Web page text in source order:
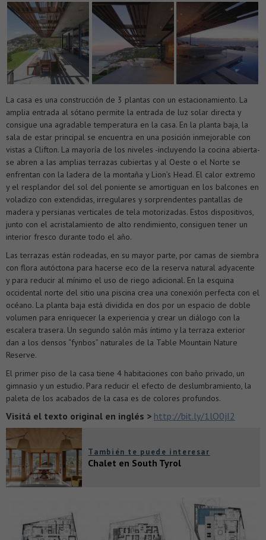
La casa es una construcción de 3 plantas con un estacionamiento. La
amplia entrada al sótano permite la entrada de luz solar directa y
consigue una agradable temperatura en la casa. En la planta baja, la
sala de estar principal se encuentra en una posición inmejorable con
vistas a Clifton. La mayoría de los niveles -incluyendo la cocina abierta-
se abren a las amplias terrazas cubiertas y al Oeste o el Norte se
enfrentan con la ladera de la montaña y Lion’s Head. El calor extremo
y el resplandor del sol del poniente se amortiguan en los balcones en
voladizo con extendidas, irregulares y sorprendentes pantallas de
madera y persianas verticales de tela motorizadas. Estos dispositivos,
junto con el acristalamiento de alto rendimiento, consiguen tener un
interior fresco durante todo el año.
Las terrazas están rodeadas, en su mayor parte, por camas de siembra
con flora autóctona para hacerse eco de la reserva natural adyacente
y para reducir al mínimo el uso de riego adicional. En la esquina
occidental norte del sitio una piscina crea una conexión perfecta con el
océano. La planta baja está dividida en dos por un espacio de doble
volumen para enriquecer la experiencia y crear un diálogo con la
escalera trasera. Un segundo salón más íntimo y la terraza exterior
dan a los densos “fynbos” naturales de la Table Mountain Nature
Reserve.
El primer piso de la casa tiene 4 habitaciones con baño privado, un
gimnasio y un estudio. Para reducir el efecto de deslumbramiento, la
paleta de los acabados de la casa es de colores profundos.
Visitá el texto original en inglés > http://bit.ly/1lO0jI2
También te puede interesar
Chalet en South Tyrol